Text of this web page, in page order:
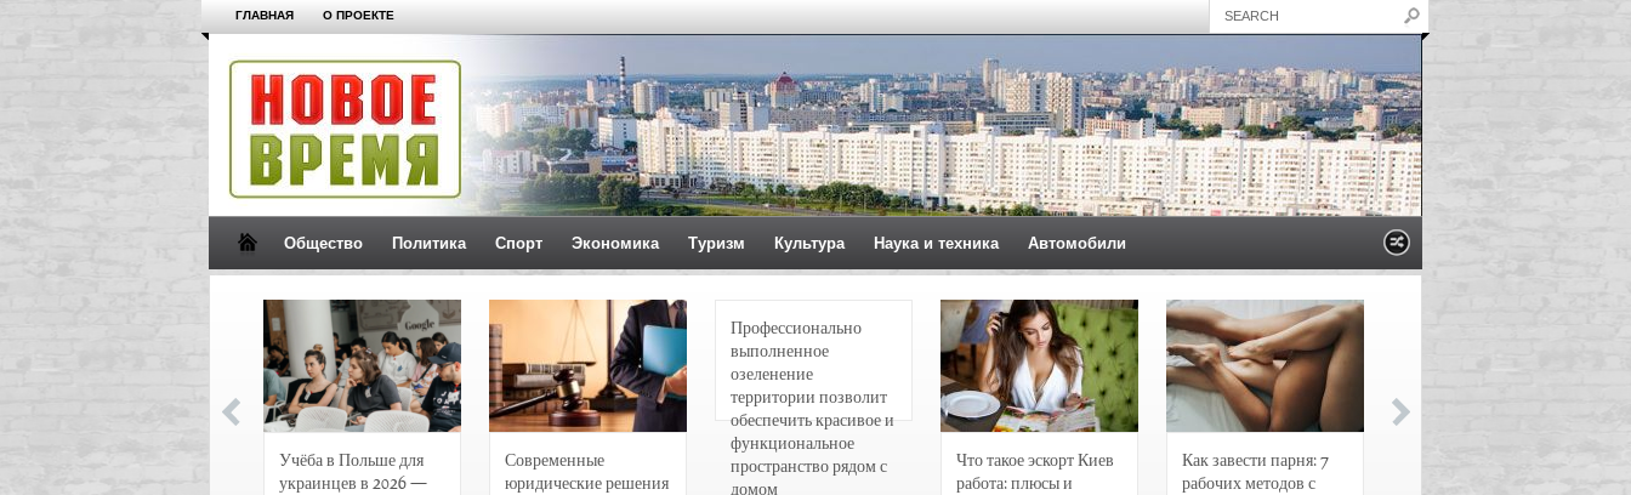
ГЛАВНАЯ О ПРОЕКТЕ
Общество Политика Спорт Экономика Туризм Культура Наука и техника Автомобили
Учёба в Польше для
украинцев в 2026 —
Современные
юридические решения
Профессионально
выполненное
озеленение
территории позволит
обеспечить красивое и
функциональное
пространство рядом с
домом
Что такое эскорт Киев
работа: плюсы и
Как завести парня: 7
рабочих методов с